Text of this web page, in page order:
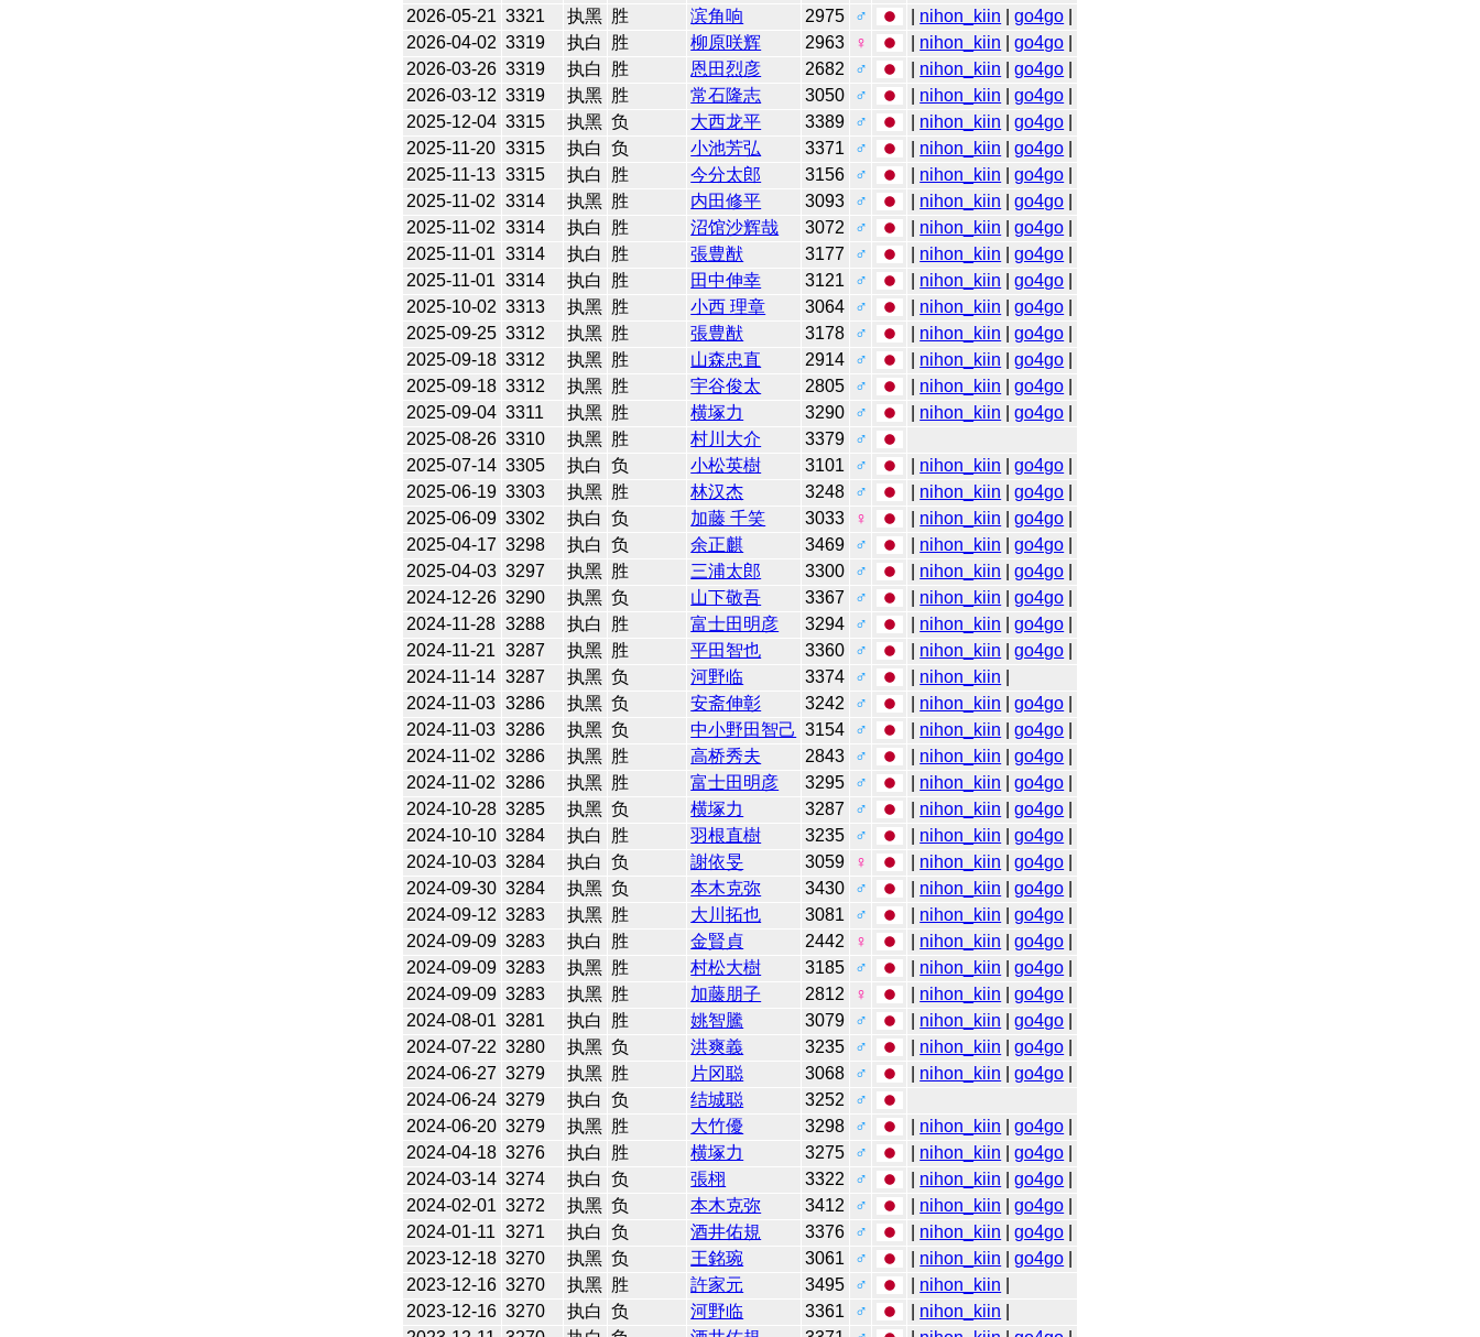
2026-05-21 3321 执黑 胜 滨角响 2975 ♂ nihon_kiin |go4go
2026-04-02 3319 执白 胜 柳原咲辉 2963 ♀ nihon_kiin |go4go
2026-03-26 3319 执白 胜 恩田烈彦 2682 ♂ nihon_kiin |go4go
2026-03-12 3319 执黑 胜 常石隆志 3050 ♂ nihon_kiin |go4go
2025-12-04 3315 执黑 负 大西龙平 3389 ♂ nihon_kiin |go4go
2025-11-20 3315 执白 负 小池芳弘 3371 ♂ nihon_kiin |go4go
2025-11-13 3315 执白 胜 今分太郎 3156 ♂ nihon_kiin |go4go
2025-11-02 3314 执黑 胜 内田修平 3093 ♂ nihon_kiin |go4go
2025-11-02 3314 执白 胜 沼馆沙辉哉 3072 ♂ nihon_kiin |go4go
2025-11-01 3314 执白 胜 張豊猷 3177 ♂ nihon_kiin |go4go
2025-11-01 3314 执白 胜 田中伸幸 3121 ♂ nihon_kiin |go4go
2025-10-02 3313 执黑 胜 小西 理章 3064 ♂ nihon_kiin |go4go
2025-09-25 3312 执黑 胜 張豊猷 3178 ♂ nihon_kiin |go4go
2025-09-18 3312 执黑 胜 山森忠直 2914 ♂ nihon_kiin |go4go
2025-09-18 3312 执黑 胜 宇谷俊太 2805 ♂ nihon_kiin |go4go
2025-09-04 3311 执黑 胜 横塚力 3290 ♂ nihon_kiin |go4go
2025-08-26 3310 执黑 胜 村川大介 3379
♂
2025-07-14 3305 执白 负 小松英樹 3101 ♂ nihon_kiin |go4go
2025-06-19 3303 执黑 胜 林汉杰 3248 ♂ nihon_kiin |go4go
2025-06-09 3302 执白 负 加藤 千笑 3033 ♀ nihon_kiin |go4go
2025-04-17 3298 执白 负 余正麒 3469 ♂ nihon_kiin |go4go
2025-04-03 3297 执黑 胜 三浦太郎 3300 ♂ nihon_kiin |go4go
2024-12-26 3290 执黑 负 山下敬吾 3367 ♂ nihon_kiin |go4go
2024-11-28 3288 执白 胜 富士田明彦 3294 ♂ nihon_kiin |go4go
2024-11-21 3287 执黑 胜 平田智也 3360 ♂ nihon_kiin |go4go
2024-11-14 3287 执黑 负 河野临 3374 ♂ nihon_kiin
2024-11-03 3286 执黑 负 安斋伸彰 3242 ♂ nihon_kiin |go4go
2024-11-03 3286 执黑 负 中小野田智己 3154 ♂ nihon_kiin |go4go
2024-11-02 3286 执黑 胜 高桥秀夫 2843 ♂ nihon_kiin |go4go
2024-11-02 3286 执黑 胜 富士田明彦 3295 ♂ nihon_kiin |go4go
2024-10-28 3285 执黑 负 横塚力 3287 ♂ nihon_kiin |go4go
2024-10-10 3284 执白 胜 羽根直樹 3235 ♂ nihon_kiin |go4go
2024-10-03 3284 执白 负 謝依旻 3059 ♀ nihon_kiin |go4go
2024-09-30 3284 执黑 负 本木克弥 3430 ♂ nihon_kiin |go4go
2024-09-12 3283 执黑 胜 大川拓也 3081 ♂ nihon_kiin |go4go
2024-09-09 3283 执白 胜 金賢貞 2442 ♀ nihon_kiin |go4go
2024-09-09 3283 执黑 胜 村松大樹 3185 ♂ nihon_kiin |go4go
2024-09-09 3283 执黑 胜 加藤朋子 2812 ♀ nihon_kiin |go4go
2024-08-01 3281 执白 胜 姚智騰 3079 ♂ nihon_kiin |go4go
2024-07-22 3280 执黑 负 洪爽義 3235 ♂ nihon_kiin |go4go
2024-06-27 3279 执黑 胜 片冈聪 3068 ♂ nihon_kiin |go4go
2024-06-24 3279 执白 负 结城聪 3252
♂
2024-06-20 3279 执黑 胜 大竹優 3298 ♂ nihon_kiin |go4go
2024-04-18 3276 执白 胜 横塚力 3275 ♂ nihon_kiin |go4go
2024-03-14 3274 执白 负 張栩 3322 ♂ nihon_kiin |go4go
2024-02-01 3272 执黑 负 本木克弥 3412 ♂ nihon_kiin |go4go
2024-01-11 3271 执白 负 酒井佑規 3376 ♂ nihon_kiin |go4go
2023-12-18 3270 执黑 负 王銘琬 3061 ♂ nihon_kiin |go4go
2023-12-16 3270 执黑 胜 許家元 3495 ♂ nihon_kiin
2023-12-16 3270 执白 负 河野临 3361 ♂ nihon_kiin